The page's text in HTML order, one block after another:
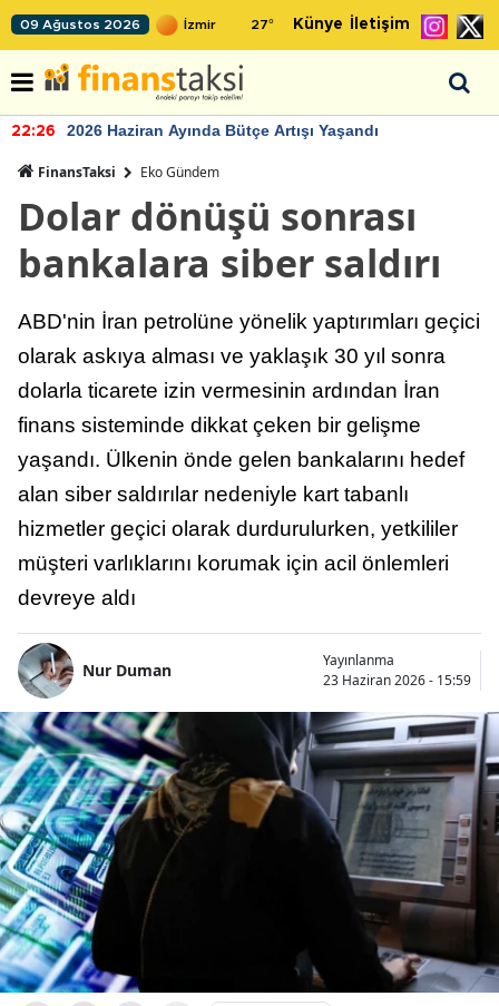
09 Ağustos 2026 27° Künye İletişim
22:26 2026 Haziran Ayında Bütçe Artışı Yaşandı
FinansTaksi Eko Gündem
Dolar dönüşü sonrası
bankalara siber saldırı
ABD'nin İran petrolüne yönelik yaptırımları geçici
olarak askıya alması ve yaklaşık 30 yıl sonra
dolarla ticarete izin vermesinin ardından İran
finans sisteminde dikkat çeken bir gelişme
yaşandı. Ülkenin önde gelen bankalarını hedef
alan siber saldırılar nedeniyle kart tabanlı
hizmetler geçici olarak durdurulurken, yetkililer
müşteri varlıklarını korumak için acil önlemleri
devreye aldı
Nur Duman
Yayınlanma
23 Haziran 2026 - 15:59